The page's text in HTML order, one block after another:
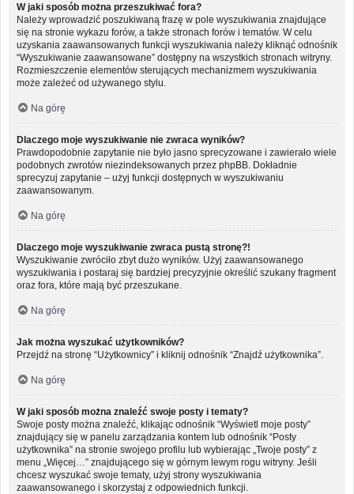
W jaki sposób można przeszukiwać fora?
Należy wprowadzić poszukiwaną frazę w pole wyszukiwania znajdujące
się na stronie wykazu forów, a także stronach forów i tematów. W celu
uzyskania zaawansowanych funkcji wyszukiwania należy kliknąć odnośnik
“Wyszukiwanie zaawansowane” dostępny na wszystkich stronach witryny.
Rozmieszczenie elementów sterujących mechanizmem wyszukiwania
może zależeć od używanego stylu.
Na górę
Dlaczego moje wyszukiwanie nie zwraca wyników?
Prawdopodobnie zapytanie nie było jasno sprecyzowane i zawierało wiele
podobnych zwrotów niezindeksowanych przez phpBB. Dokładnie
sprecyzuj zapytanie – użyj funkcji dostępnych w wyszukiwaniu
zaawansowanym.
Na górę
Dlaczego moje wyszukiwanie zwraca pustą stronę?!
Wyszukiwanie zwróciło zbyt dużo wyników. Użyj zaawansowanego
wyszukiwania i postaraj się bardziej precyzyjnie określić szukany fragment
oraz fora, które mają być przeszukane.
Na górę
Jak można wyszukać użytkowników?
Przejdź na stronę “Użytkownicy” i kliknij odnośnik “Znajdź użytkownika”.
Na górę
W jaki sposób można znaleźć swoje posty i tematy?
Swoje posty można znaleźć, klikając odnośnik “Wyświetl moje posty”
znajdujący się w panelu zarządzania kontem lub odnośnik “Posty
użytkownika” na stronie swojego profilu lub wybierając „Twoje posty” z
menu „Więcej…” znajdującego się w górnym lewym rogu witryny. Jeśli
chcesz wyszukać swoje tematy, użyj strony wyszukiwania
zaawansowanego i skorzystaj z odpowiednich funkcji.